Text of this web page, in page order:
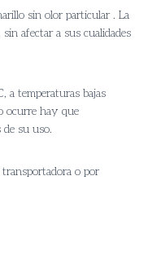
sin olor particular . La
afectar a sus cualidades
a temperaturas bajas
ocurre hay que
de su uso.
o por